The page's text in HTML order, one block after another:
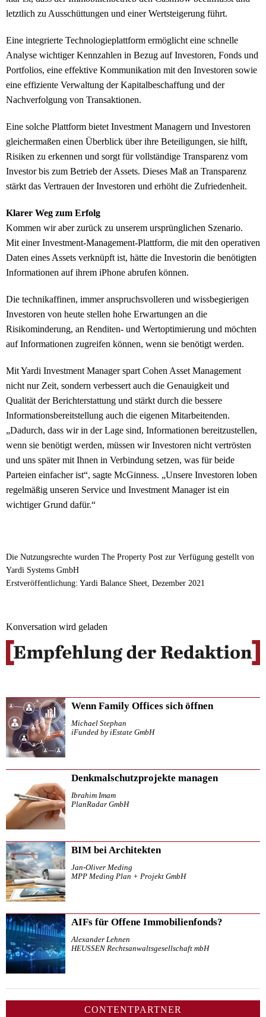
letztlich zu Ausschüttungen und einer Wertsteigerung führt.
Eine integrierte Technologieplattform ermöglicht eine schnelle
Analyse wichtiger Kennzahlen in Bezug auf Investoren, Fonds und
Portfolios, eine effektive Kommunikation mit den Investoren sowie
eine effiziente Verwaltung der Kapitalbeschaffung und der
Nachverfolgung von Transaktionen.
Eine solche Plattform bietet Investment Managern und Investoren
gleichermaßen einen Überblick über ihre Beteiligungen, sie hilft,
Risiken zu erkennen und sorgt für vollständige Transparenz vom
Investor bis zum Betrieb der Assets. Dieses Maß an Transparenz
stärkt das Vertrauen der Investoren und erhöht die Zufriedenheit.
Klarer Weg zum Erfolg
Kommen wir aber zurück zu unserem ursprünglichen Szenario.
Mit einer Investment-Management-Plattform, die mit den operativen
Daten eines Assets verknüpft ist, hätte die Investorin die benötigten
Informationen auf ihrem iPhone abrufen können.
Die technikaffinen, immer anspruchsvolleren und wissbegierigen
Investoren von heute stellen hohe Erwartungen an die
Risikominderung, an Renditen- und Wertoptimierung und möchten
auf Informationen zugreifen können, wenn sie benötigt werden.
Mit Yardi Investment Manager spart Cohen Asset Management
nicht nur Zeit, sondern verbessert auch die Genauigkeit und
Qualität der Berichterstattung und stärkt durch die bessere
Informationsbereitstellung auch die eigenen Mitarbeitenden.
„Dadurch, dass wir in der Lage sind, Informationen bereitzustellen,
wenn sie benötigt werden, müssen wir Investoren nicht vertrösten
und uns später mit Ihnen in Verbindung setzen, was für beide
Parteien einfacher ist“, sagte McGinness. „Unsere Investoren loben
regelmäßig unseren Service und Investment Manager ist ein
wichtiger Grund dafür.“
Die Nutzungsrechte wurden The Property Post zur Verfügung gestellt von
Yardi Systems GmbH
Erstveröffentlichung: Yardi Balance Sheet, Dezember 2021
Konversation wird geladen
Wenn Family Offices sich öffnen
Michael Stephan
iFunded by iEstate GmbH
Denkmalschutzprojekte managen
Ibrahim Imam
PlanRadar GmbH
BIM bei Architekten
Jan-Oliver Meding
MPP Meding Plan + Projekt GmbH
AIFs für Offene Immobilienfonds?
Alexander Lehnen
HEUSSEN Rechtsanwaltsgesellschaft mbH
CONTENTPARTNER